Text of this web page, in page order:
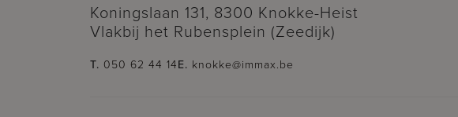
Koningslaan 131, 8300 Knokke-Heist
Vlakbij het Rubensplein (Zeedijk)
T. 050 62 44 14E. knokke@immax.be